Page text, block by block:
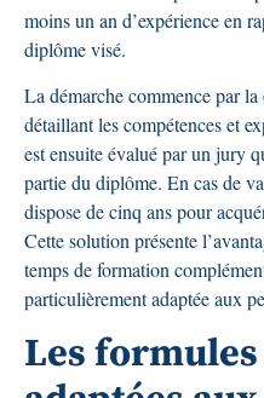
moins un an d’expérience en
diplôme visé.
La démarche commence par
détaillant les compétences et
est ensuite évalué par un jury
partie du diplôme. En cas de
dispose de cinq ans pour
Cette solution présente
temps de formation
particulièrement adaptée aux
Les formules